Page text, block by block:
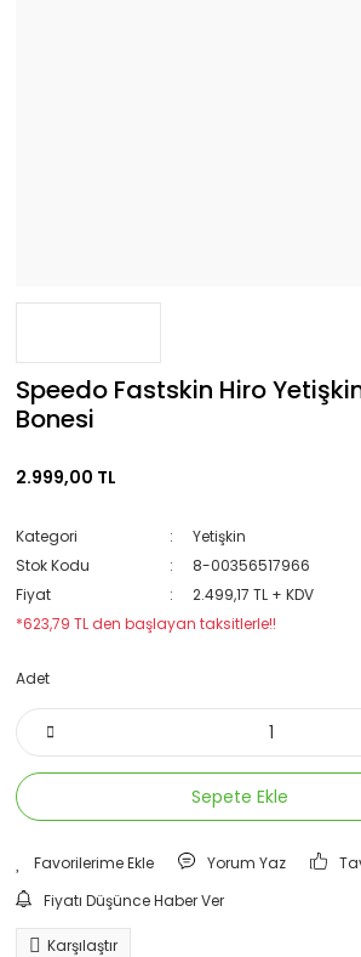
Speedo Fastskin Hiro
Bonesi
2.999,00 TL
Kategori
Yetişkin
Stok Kodu
8-00356517966
Fiyat
2.499,17 TL + KDV
*623,79 TL den başlayan taksitlerle!!
Adet
Sepete Ekle
Yorum Yaz
Fiyatı Düşünce Haber Ver
Karşılaştır